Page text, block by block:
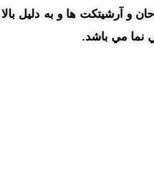
و آرشيتکت ها و به دليل
نما مي باشد.